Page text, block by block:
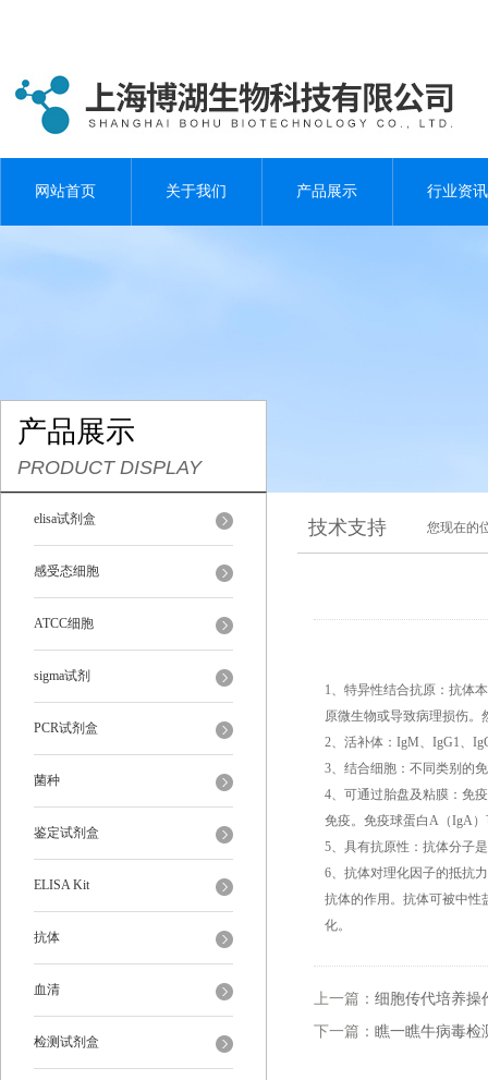
网站首页 关于我们 产品展示 行业资讯
产品展示
PRODUCT DISPLAY
elisa试剂盒
感受态细胞
ATCC细胞
sigma试剂
PCR试剂盒
菌种
鉴定试剂盒
ELISA Kit
抗体
血清
检测试剂盒
技术支持 您现在的
1、特异性结合抗原：抗体
原微生物或导致病理损伤
2、活补体：IgM、IgG1、
3、结合细胞：不同类别的
4、可通过胎盘及粘膜：免
免疫。免疫球蛋白A（IgA
5、具有抗原性：抗体分子
6、抗体对理化因子的抵抗
抗体的作用。抗体可被中性
化。
上一篇： 细胞传代培养操
下一篇： 瞧一瞧牛病毒检